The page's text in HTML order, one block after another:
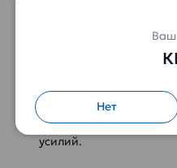
приготовления чашки
поместите пакетик в
дайте настояться
Это идеальное
которые ценят
усилий.
Ваш
Нет